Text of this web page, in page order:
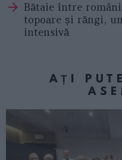
Bătaie între
topoare și răngi,
intensivă
AȚI